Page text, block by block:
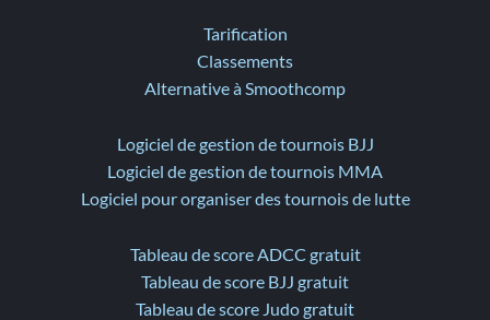
Tarification
Classements
Alternative à Smoothcomp
Logiciel de gestion de tournois BJJ
Logiciel de gestion de tournois MMA
Logiciel pour organiser des tournois de lutte
Tableau de score ADCC gratuit
Tableau de score BJJ gratuit
Tableau de score Judo gratuit